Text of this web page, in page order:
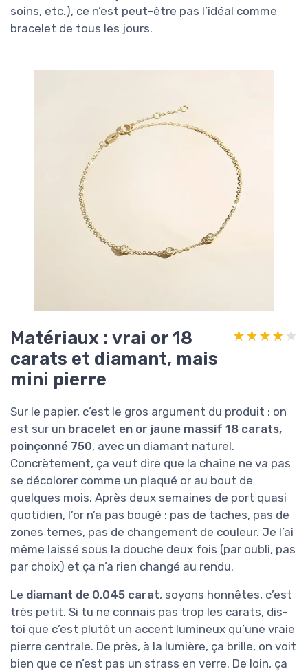
soins, etc.), ce n’est peut-être pas l’idéal comme
bracelet de tous les jours.
Matériaux : vrai or 18
carats et diamant, mais
mini pierre
★★★★★
★★★★★
Sur le papier, c’est le gros argument du produit : on
est sur un bracelet en or jaune massif 18 carats,
poinçonné 750, avec un diamant naturel.
Concrètement, ça veut dire que la chaîne ne va pas
se décolorer comme un plaqué or au bout de
quelques mois. Après deux semaines de port quasi
quotidien, l’or n’a pas bougé : pas de taches, pas de
zones ternes, pas de changement de couleur. Je l’ai
même laissé sous la douche deux fois (par oubli, pas
par choix) et ça n’a rien changé au rendu.
Le diamant de 0,045 carat, soyons honnêtes, c’est
très petit. Si tu ne connais pas trop les carats, dis-
toi que c’est plutôt un accent lumineux qu’une vraie
pierre centrale. De près, à la lumière, ça brille, on voit
bien que ce n’est pas un strass en verre. De loin, ça